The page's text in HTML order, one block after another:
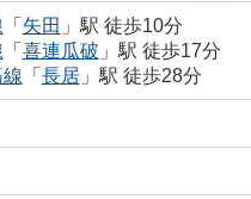
「 矢田 」駅 徒歩10分
「 喜連瓜破 」駅 徒歩17分
「 長居」駅 徒歩28分